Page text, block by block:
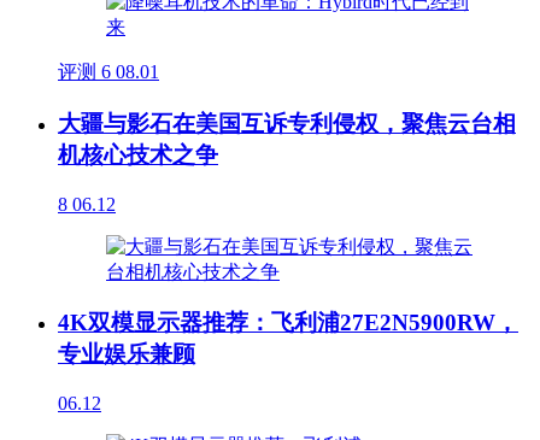
评测 6 08.01
大疆与影石在美国互诉专利侵权，聚焦云台相
机核心技术之争
8 06.12
4K双模显示器推荐：飞利浦27E2N5900RW，
专业娱乐兼顾
06.12